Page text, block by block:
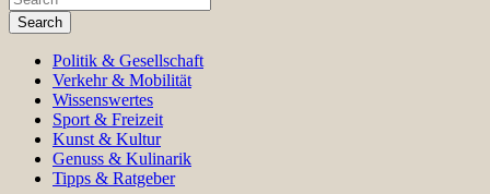
Search
Politik & Gesellschaft
Verkehr & Mobilität
Wissenswertes
Sport & Freizeit
Kunst & Kultur
Genuss & Kulinarik
Tipps & Ratgeber